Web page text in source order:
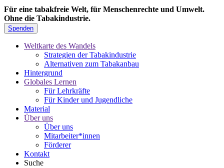
Für eine tabakfreie Welt, für Menschenrechte und Umwelt.
Ohne die Tabakindustrie.
Spenden
Weltkarte des Wandels
Strategien der Tabakindustrie
Alternativen zum Tabakanbau
Hintergrund
Globales Lernen
Für Lehrkräfte
Für Kinder und Jugendliche
Material
Über uns
Über uns
Mitarbeiter*innen
Förderer
Kontakt
Suche